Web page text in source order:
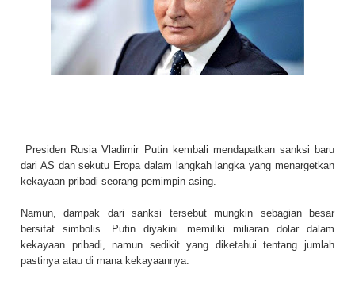
Presiden Rusia Vladimir Putin kembali mendapatkan sanksi baru
dari AS dan sekutu Eropa dalam langkah langka yang menargetkan
kekayaan pribadi seorang pemimpin asing.
Namun, dampak dari sanksi tersebut mungkin sebagian besar
bersifat simbolis. Putin diyakini memiliki miliaran dolar dalam
kekayaan pribadi, namun sedikit yang diketahui tentang jumlah
pastinya atau di mana kekayaannya.